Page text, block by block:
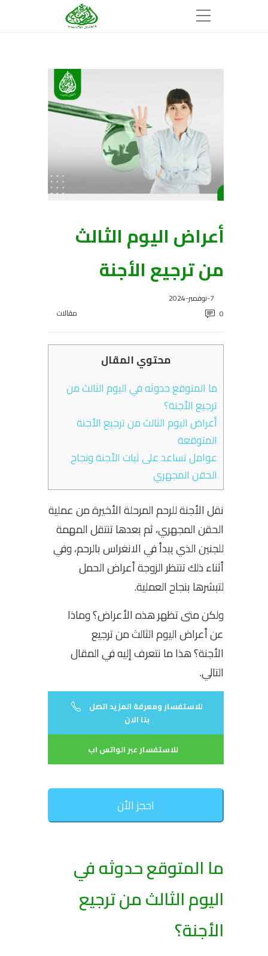
أعراض اليوم الثالث
من ترجيع الأجنة
7-نوفمبر-2024
مقالات
0
محتوي المقال
ما المتوقع حدوثه في اليوم الثالث من
ترجيع الأجنة؟
أعراض اليوم الثالث من ترجيع الأجنة
المتوقعة
عوامل تساعد على ثبات الأجنة ونجاح
الحقن المجهري
نقل الأجنة للرحم المرحلة الأخيرة من عملية
الحقن المجهري، ثم بعدها تنتقل المهمة
للجنين الذي يبدأ في الانغراس بالرحم، وفي
أثناء ذلك تنتظر الزوجة أعراض الحمل
لتبشرها بنجاح العملية.
ولكن متى تظهر هذه الأعراض؟ وماذا
عن أعراض اليوم الثالث من ترجيع
الأجنة؟ هذا ما نتعرف إليه في المقال
التالي.
للاستفسار ومعرفة المزيد اتصل
بنا الان
للاستفسار عبر الواتس اب
احجز الأن
ما المتوقع حدوثه في
اليوم الثالث من ترجيع
الأجنة؟